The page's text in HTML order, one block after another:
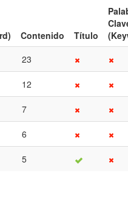
Contenido Título
23
12
7
6
5